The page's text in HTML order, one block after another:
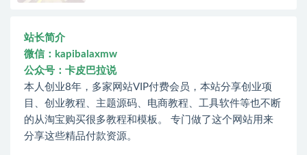
站长简介
微信：kapibalaxmw
公众号：卡皮巴拉说
本人创业8年，多家网站VIP付费会员，本站分享创业项
目、创业教程、主题源码、电商教程、工具软件等也不断
的从淘宝购买很多教程和模板。 专门做了这个网站用来
分享这些精品付款资源。